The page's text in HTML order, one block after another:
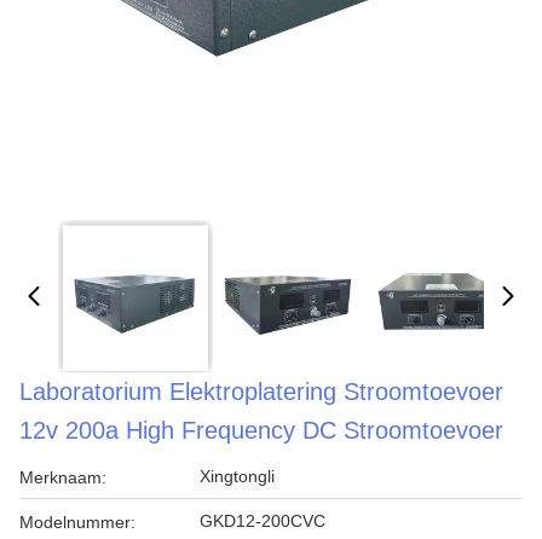
Laboratorium Elektroplatering Stroomtoevoer
12v 200a High Frequency DC Stroomtoevoer
Merknaam: Xingtongli
Modelnummer: GKD12-200CVC